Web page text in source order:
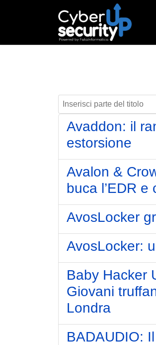
Inserisci parte del titolo
Avaddon: il
estorsione
Avalon &
buca l’EDR
AvosLocker
AvosLocker:
Baby Hacker
Giovani
Londra
BADAUDIO: